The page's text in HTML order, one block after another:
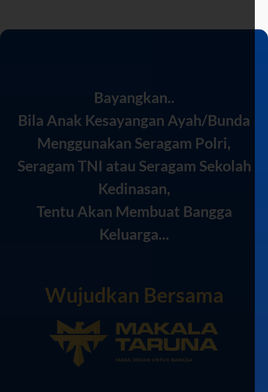
Bayangkan..
Bila Anak Kesayangan Ayah/Bunda
Menggunakan Seragam Polri,
Seragam TNI atau Seragam Sekolah
Kedinasan,
Tentu Akan Membuat Bangga
Keluarga...
Wujudkan Bersama